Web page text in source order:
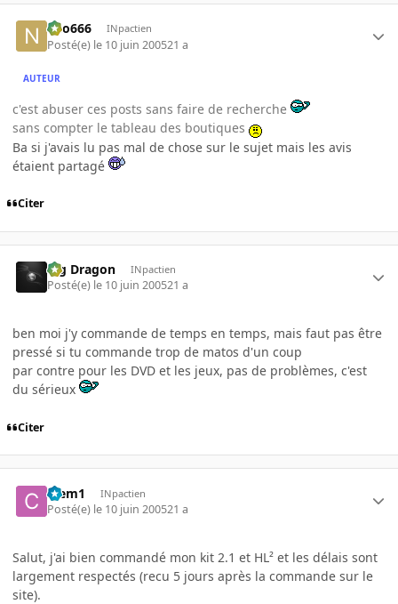
neo666 INpactien
Posté(e) le 10 juin 200521 a
AUTEUR
c'est abuser ces posts sans faire de recherche
sans compter le tableau des boutiques
Ba si j'avais lu pas mal de chose sur le sujet mais les avis
étaient partagé
Citer
Big Dragon INpactien
Posté(e) le 10 juin 200521 a
ben moi j'y commande de temps en temps, mais faut pas être
pressé si tu commande trop de matos d'un coup
par contre pour les DVD et les jeux, pas de problèmes, c'est
du sérieux
Citer
Clem1 INpactien
Posté(e) le 10 juin 200521 a
Salut, j'ai bien commandé mon kit 2.1 et HL² et les délais sont
largement respectés (recu 5 jours après la commande sur le
site).